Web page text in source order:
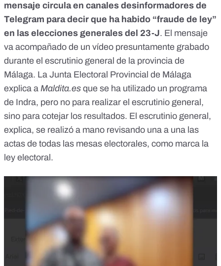
mensaje circula en canales desinformadores de
Telegram para decir que ha habido “fraude de ley”
en las elecciones generales del 23-J. El mensaje
va acompañado de un vídeo presuntamente grabado
durante el escrutinio general de la provincia de
Málaga. La Junta Electoral Provincial de Málaga
explica a Maldita.es que se ha utilizado un programa
de Indra, pero no para realizar el escrutinio general,
sino para cotejar los resultados. El escrutinio general,
explica, se realizó a mano revisando una a una las
actas de todas las mesas electorales, como marca la
ley electoral.